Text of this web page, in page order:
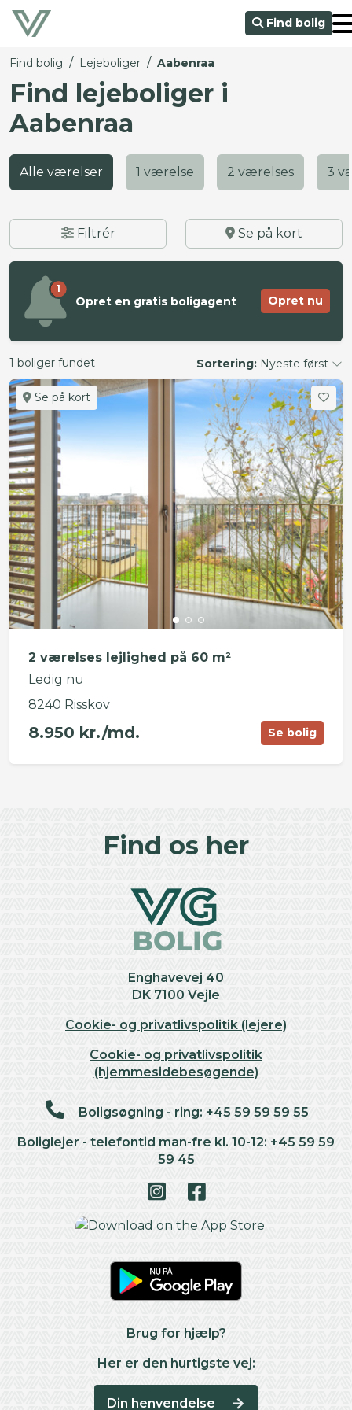
Find bolig
Find bolig / Lejeboliger / Aabenraa
Find lejeboliger i
Aabenraa
Alle værelser 1 værelse 2 værelses 3
Filtrér Se på kort
1
Opret en gratis boligagent Opret nu
1 boliger fundet Sortering: Nyeste først
Se på kort
2 værelses lejlighed på 60 m²
Ledig nu
8240 Risskov
8.950 kr./md. Se bolig
Find os her
Enghavevej 40
DK 7100 Vejle
Cookie- og privatlivspolitik (lejere)
Cookie- og privatlivspolitik
(hjemmesidebesøgende)
Boligsøgning - ring: +45 59 59 59 55
Boliglejer - telefontid man-fre kl. 10-12: +45 59 59
59 45
Brug for hjælp?
Her er den hurtigste vej:
Din henvendelse